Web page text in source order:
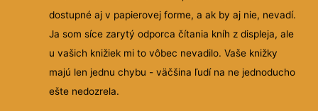
dostupné aj v papierovej forme, a ak by aj nie, nevadí.
Ja som síce zarytý odporca čítania kníh z displeja, ale
u vašich knižiek mi to vôbec nevadilo. Vaše knižky
majú len jednu chybu - väčšina ľudí na ne jednoducho
ešte nedozrela.